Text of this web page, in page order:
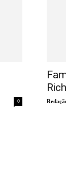
0